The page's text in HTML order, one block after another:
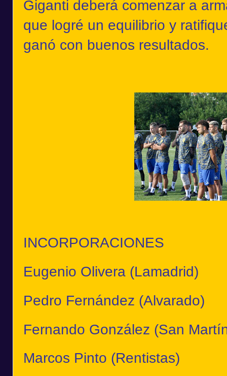
Giganti deberá comenzar a
que logré un equilibrio y
ganó con buenos resultados.
INCORPORACIONES
Eugenio Olivera (Lamadrid)
Pedro Fernández (Alvarado)
Fernando González (San
Marcos Pinto (Rentistas)